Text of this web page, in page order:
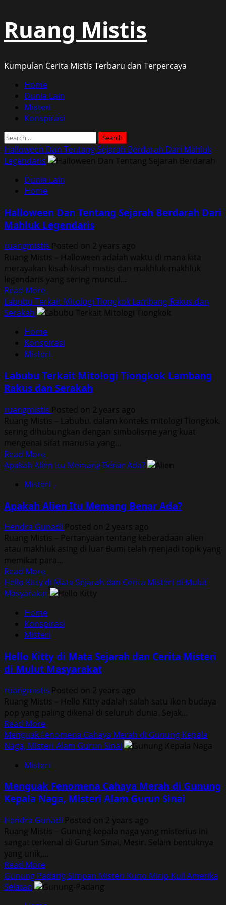
Skip
to
content
Ruang Mistis
Kumpulan Cerita Mistis Terbaru dan Terpercaya
Primary
Menu
Home
Dunia Lain
Misteri
Konspirasi
Search
for:
Halloween Dan Tentang Sejarah Berdarah Dari Mahluk
Legendaris
Dunia Lain
Home
Halloween Dan Tentang Sejarah Berdarah Dari
Mahluk Legendaris
ruangmistis Posted on 2 years ago
Ruang Mistis – Halloween adalah waktu di mana kita
merayakan kisah-kisah mistis dan makhluk-makhluk
legendaris yang sering muncul...
Read MoreRead
more
about
Dan
Tentang
Sejarah
Dari
Mahluk
Labubu Terkait Mitologi Tiongkok Lambang Rakus dan
Serakah
Home
Konspirasi
Misteri
Labubu Terkait Mitologi Tiongkok Lambang
Rakus dan Serakah
ruangmistis Posted on 2 years ago
Ruang Mistis – Labubu, dalam konteks mitologi Tiongkok,
sering dihubungkan dengan simbolisme yang kuat
mengenai sifat manusia yang...
Read MoreRead
more
Labubu
Mitologi
Lambang
Rakus
dan
Serakah
Apakah Alien Itu Memang Benar Ada?
Misteri
Apakah Alien Itu Memang Benar Ada?
Hendra Gunadi Posted on 2 years ago
Ruang Mistis – Pertanyaan tentang keberadaan alien
atau makhluk asing di luar Bumi telah menjadi topik yang
memikat para...
Read MoreRead
more
about
Alien
Itu
Memang
Ada?
Hello Kitty di Mata Sejarah dan Cerita Misteri di Mulut
Masyarakat
Home
Konspirasi
Misteri
Hello Kitty di Mata Sejarah dan Cerita Misteri
di Mulut Masyarakat
ruangmistis Posted on 2 years ago
Ruang Mistis – Hello Kitty adalah salah satu ikon budaya
pop yang paling dikenal di seluruh dunia. Sejak...
Read MoreRead
more
about
Kitty
Mata
Sejarah
Cerita
Misteri
di
Mulut
Masyarakat
Menguak Fenomena Cahaya Merah di Gunung Kepala
Naga, Misteri Alam Gurun Sinai
Misteri
Menguak Fenomena Cahaya Merah di Gunung
Kepala Naga, Misteri Alam Gurun Sinai
Hendra Gunadi Posted on 2 years ago
Ruang Mistis – Gunung kepala naga yang misterius ini
sangat terkenal di Gurun Sinai, Mesir. Selain bentuknya
yang unik,...
Read MoreRead
more
about
Gunung Padang Simpan Misteri Kuno Mirip Kuil Amerika
Selatan